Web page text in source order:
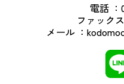
電話 ：
ファックス
メール ：